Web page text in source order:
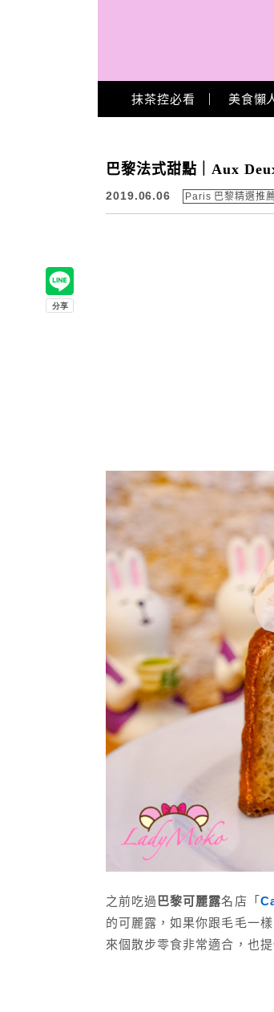
Main Menu
抹茶控必看 美食懶
巴黎法式甜點｜Aux
2019.06.06 Paris 巴黎精選推
之前吃過 巴黎可麗露名店「
的可麗露，如果你跟毛毛一
來個散步零食非常適合，也